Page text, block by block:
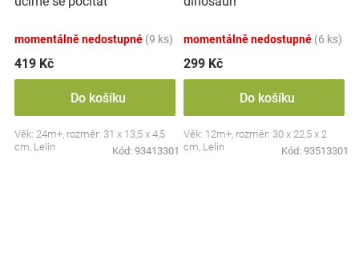
momentálně nedostupné (9 ks)
419 Kč
Do košíku
Věk: 24m+, rozměr: 31 x 13,5 x 4,5
cm, Lelin
Kód: 93413301
momentálně nedostupné (6 ks)
299 Kč
Do košíku
Věk: 12m+, rozměr: 30 x 22,5 x 2
cm, Lelin
Kód: 93513301